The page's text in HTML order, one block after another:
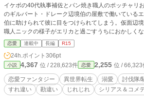
イケボの40代執事補佐とパン焼き職人のポッチャリ
のギルバート・ドレーク辺境伯の屋敷で働いている
伯に助けられて彼に目をつけられてしまう。仮面辺
職人ニックの様子がエリカと過ごすうちにおかしく
ルバートにはエリカの知らない秘密があるようだが
んだんと勘違いをこじらせていき……。新たな分野？
士で仕事ができる×執事補佐ノエル 口の悪いおじ
横暴？な美男子×当主で魔法使いのギルバート エリ
いいね、お気に入り登録、感想をいただければ非常に嬉しい
だけ公開したものを6月頃から再開しました。 ＊文章の修正を行うことがありま
す ＊エブリスタ・カクヨムにも連載中です（公開している話数はまだばらばら
恋愛 連載中 長編 R15
24h.ポイント 306pt
小説 4,367 位 / 228,623件 恋愛 2,255 位 / 66,323
恋愛ファンタジー 異世界転生 溺愛 討伐隊/
すれ違い
勘違い じれじれ シリアス＆コメ